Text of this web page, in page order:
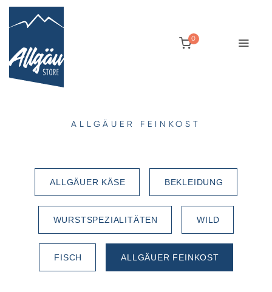
0
ALLGÄUER FEINKOST
ALLGÄUER KÄSE BEKLEIDUNG
WURSTSPEZIALITÄTEN WILD
FISCH ALLGÄUER FEINKOST